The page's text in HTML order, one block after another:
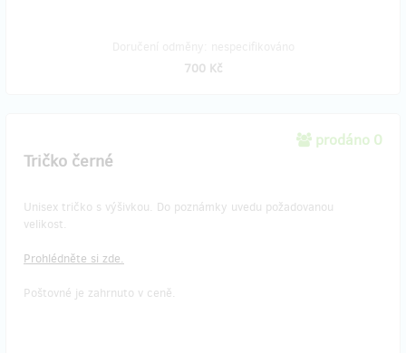
700 Kč
prodáno 0
Tričko černé
Unisex tričko s výšivkou. Do poznámky uvedu požadovanou
velikost.
Prohlédněte si zde.
Poštovné je zahrnuto v ceně.